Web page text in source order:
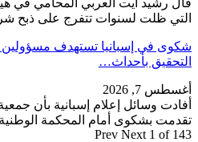
التي ظلت لسنوات تتفرج على ذبح
شكوى في إسبانيا تستهدف مسؤولين
التحقيق بأحداث…
أغسطس 7, 2026
تقدمت بشكوى أمام المحكمة الوطنية
Prev Next 1 of 143